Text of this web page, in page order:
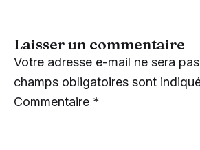
Laisser un commentaire
Votre adresse e-mail ne sera
champs obligatoires sont
Commentaire *